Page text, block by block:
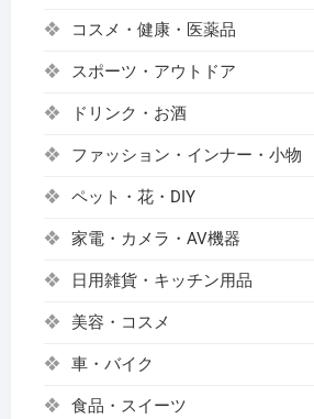
コスメ・健康・医薬品
スポーツ・アウトドア
ドリンク・お酒
ファッション・インナー・小物
ペット・花・DIY
家電・カメラ・AV機器
日用雑貨・キッチン用品
美容・コスメ
車・バイク
食品・スイーツ